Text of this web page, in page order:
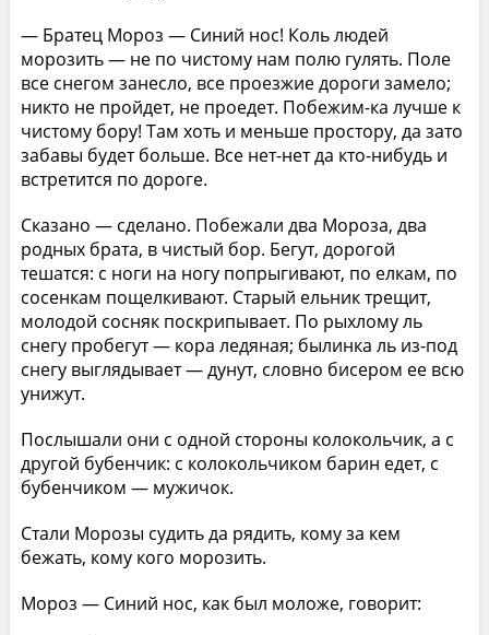
— Братец Мороз — Синий нос! Коль людей
морозить — не по чистому нам полю гулять. Поле
все снегом занесло, все проезжие дороги замело;
никто не пройдет, не проедет. Побежим-ка лучше к
чистому бору! Там хоть и меньше простору, да зато
забавы будет больше. Все нет-нет да кто-нибудь и
встретится по дороге.
Сказано — сделано. Побежали два Мороза, два
родных брата, в чистый бор. Бегут, дорогой
тешатся: с ноги на ногу попрыгивают, по елкам, по
сосенкам пощелкивают. Старый ельник трещит,
молодой сосняк поскрипывает. По рыхлому ль
снегу пробегут — кора ледяная; былинка ль из-под
снегу выглядывает — дунут, словно бисером ее всю
унижут.
Послышали они с одной стороны колокольчик, а с
другой бубенчик: с колокольчиком барин едет, с
бубенчиком — мужичок.
Стали Морозы судить да рядить, кому за кем
бежать, кому кого морозить.
Мороз — Синий нос, как был моложе, говорит: